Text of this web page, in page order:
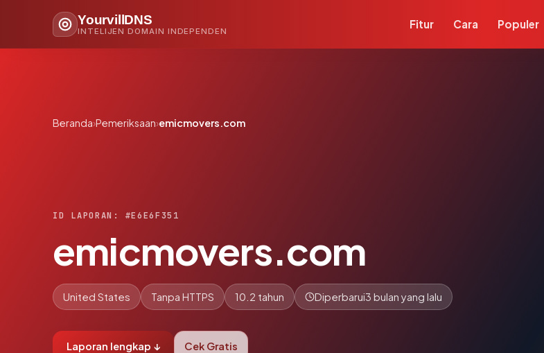
YourvillDNS
INTELIJEN DOMAIN INDEPENDEN
Fitur Cara Populer
Beranda›Pemeriksaan›emicmovers.com
ID LAPORAN: #E6E6F351
emicmovers.com
United States Tanpa HTTPS 10.2 tahun Diperbarui3 bulan yang lalu
Laporan lengkap ↓ Cek Gratis